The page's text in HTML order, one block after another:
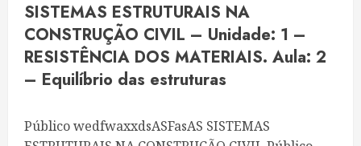
SISTEMAS ESTRUTURAIS NA
CONSTRUÇÃO CIVIL – Unidade: 1 –
RESISTÊNCIA DOS MATERIAIS. Aula: 2
– Equilíbrio das estruturas
Público wedfwaxxdsASFasAS SISTEMAS